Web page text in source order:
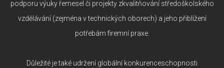
podporu výuky řemesel či projekty zkvalitňování středoškolského
vzdělávání (zejména v technických oborech) a jeho přiblížení
potřebám firemní praxe.
Důležité je také udržení globální konkurenceschopnosti